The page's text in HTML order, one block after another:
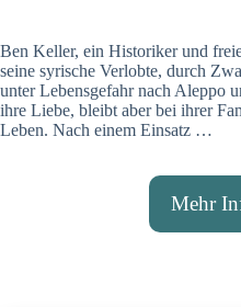
Ben Keller, ein Historiker und
seine syrische Verlobte, durch
unter Lebensgefahr nach Aleppo
ihre Liebe, bleibt aber bei ihrer
Leben. Nach einem Einsatz …
Mehr